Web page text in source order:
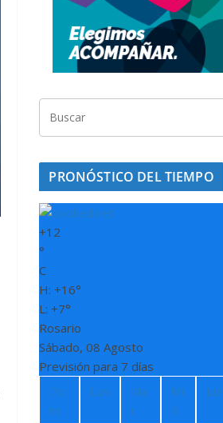
PRONÓSTICO DEL TIEMPO
+12
°
C
H:+16°
L:+7°
Rosario
Sábado, 08 Agosto
Previsión para 7 días
Do
m
Lun
Ma
r
Mi
é
Jue